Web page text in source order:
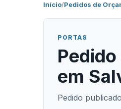
Início/Pedidos de
PORTAS
em
Pedido